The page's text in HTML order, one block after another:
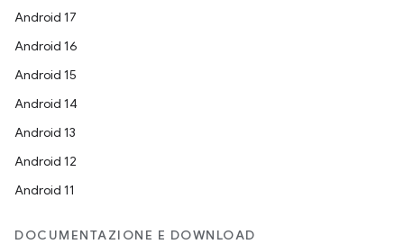
Android 17
Android 16
Android 15
Android 14
Android 13
Android 12
Android 11
DOCUMENTAZIONE E DOWNLOAD